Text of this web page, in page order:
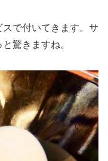
で付いてきます。サ
驚きますね。